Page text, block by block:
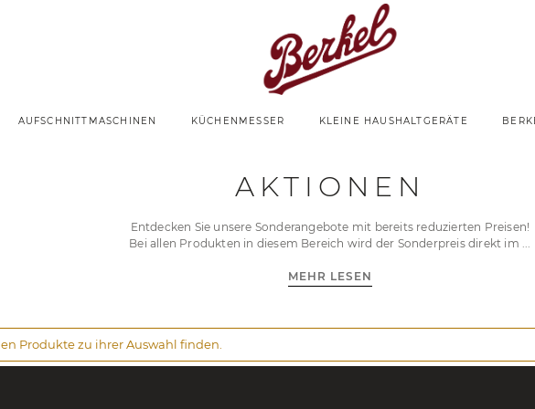
AUFSCHNITTMASCHINEN KÜCHENMESSER KLEINE HAUSHALTGERÄTE
AKTIONEN
Entdecken Sie unsere Sonderangebote mit bereits reduzierten Preisen!
Bei allen Produkten in diesem Bereich wird der Sonderpreis direkt im
MEHR LESEN
Produkte zu ihrer Auswahl finden.